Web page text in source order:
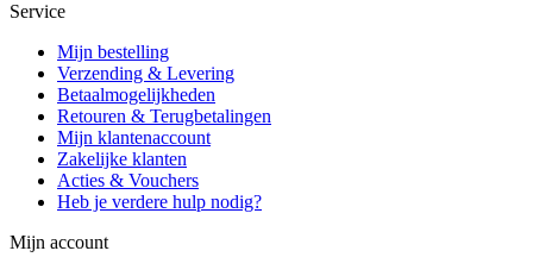
Service
Mijn bestelling
Verzending & Levering
Betaalmogelijkheden
Retouren & Terugbetalingen
Mijn klantenaccount
Zakelijke klanten
Acties & Vouchers
Heb je verdere hulp nodig?
Mijn account